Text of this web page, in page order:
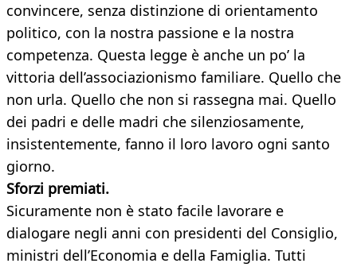
convincere, senza distinzione di orientamento
politico, con la nostra passione e la nostra
competenza. Questa legge è anche un po’ la
vittoria dell’associazionismo familiare. Quello che
non urla. Quello che non si rassegna mai. Quello
dei padri e delle madri che silenziosamente,
insistentemente, fanno il loro lavoro ogni santo
giorno.
Sforzi premiati.
Sicuramente non è stato facile lavorare e
dialogare negli anni con presidenti del Consiglio,
ministri dell’Economia e della Famiglia. Tutti